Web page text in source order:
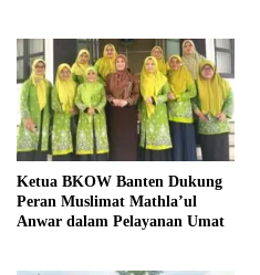
Ketua BKOW Banten Dukung
Peran Muslimat Mathla’ul
Anwar dalam Pelayanan Umat